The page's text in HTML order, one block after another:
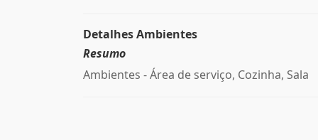
Detalhes Ambientes
Resumo
Ambientes - Área de serviço, Cozinha, Sala